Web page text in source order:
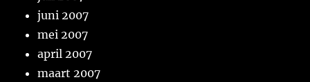
juni 2007
mei 2007
april 2007
maart 2007